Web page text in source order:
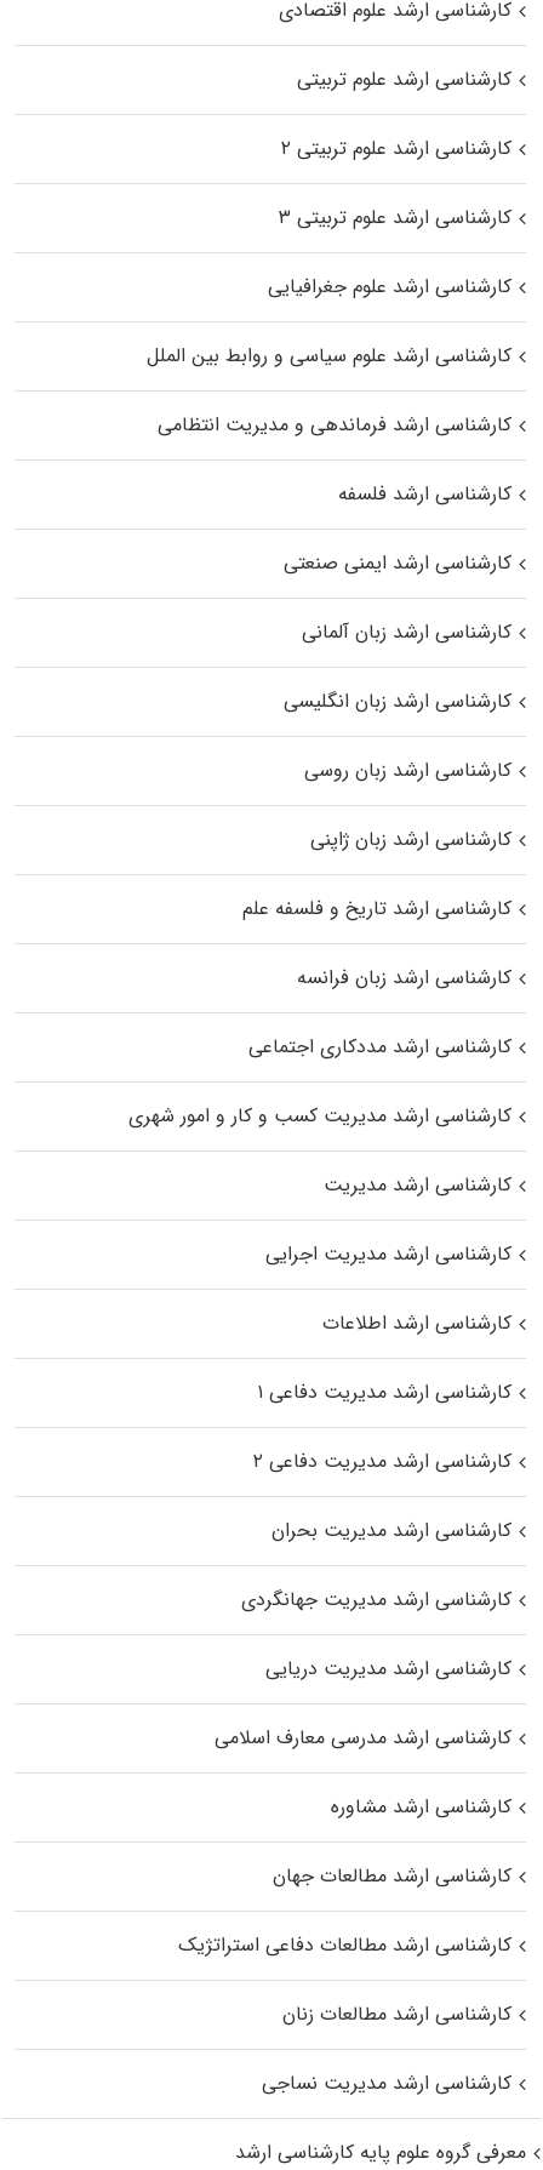
کارشناسی ارشد علوم اقتصادی
کارشناسی ارشد علوم تربیتی
کارشناسی ارشد علوم تربیتی ۲
کارشناسی ارشد علوم تربیتی ۳
کارشناسی ارشد علوم جغرافیایی
کارشناسی ارشد علوم سیاسی و روابط بین الملل
کارشناسی ارشد فرماندهی و مدیریت انتظامی
کارشناسی ارشد فلسفه
کارشناسی ارشد ایمنی صنعتی
کارشناسی ارشد زبان آلمانی
کارشناسی ارشد زبان انگلیسی
کارشناسی ارشد زبان روسی
کارشناسی ارشد زبان ژاپنی
کارشناسی ارشد تاریخ و فلسفه علم
کارشناسی ارشد زبان فرانسه
کارشناسی ارشد مددکاری اجتماعی
کارشناسی ارشد مدیریت کسب و کار و امور شهری
کارشناسی ارشد مدیریت
کارشناسی ارشد مدیریت اجرایی
کارشناسی ارشد اطلاعات
کارشناسی ارشد مدیریت دفاعی ۱
کارشناسی ارشد مدیریت دفاعی ۲
کارشناسی ارشد مدیریت بحران
کارشناسی ارشد مدیریت جهانگردی
کارشناسی ارشد مدیریت دریایی
کارشناسی ارشد مدرسی معارف اسلامی
کارشناسی ارشد مشاوره
کارشناسی ارشد مطالعات جهان
کارشناسی ارشد مطالعات دفاعی استراتژیک
کارشناسی ارشد مطالعات زنان
کارشناسی ارشد مدیریت نساجی
معرفی گروه علوم پایه کارشناسی ارشد